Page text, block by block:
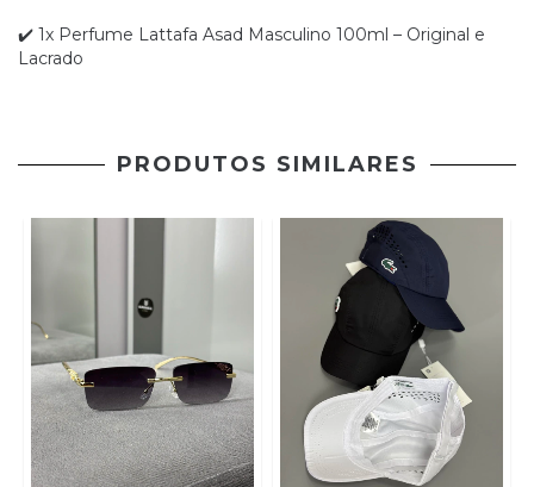
✔️ 1x Perfume Lattafa Asad Masculino 100ml – Original e
Lacrado
PRODUTOS SIMILARES